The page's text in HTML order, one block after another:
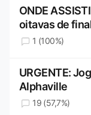
ONDE
oitavas de
1 (100%)
URGENTE:
Alphaville
19 (57,7%)